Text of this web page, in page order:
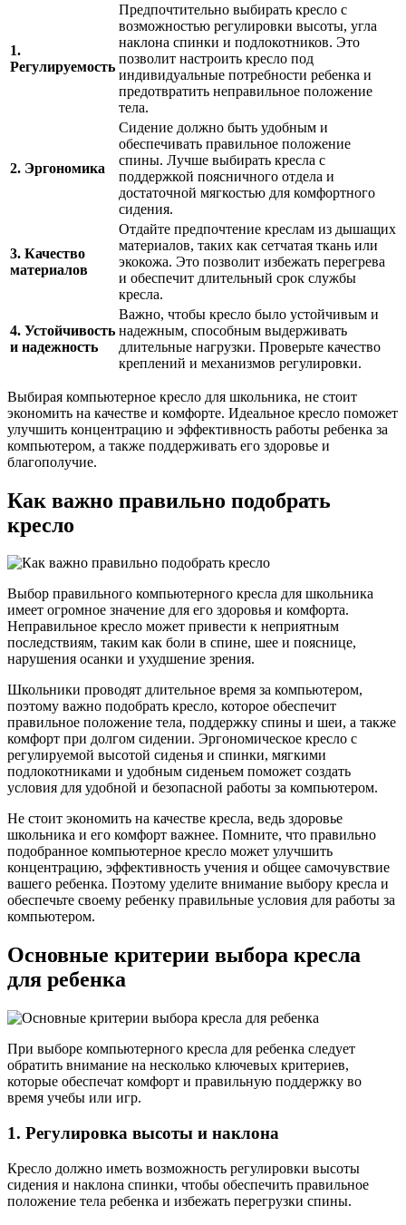
1.
Регулируемость
Предпочтительно выбирать кресло с
возможностью регулировки высоты, угла
наклона спинки и подлокотников. Это
позволит настроить кресло под
индивидуальные потребности ребенка и
предотвратить неправильное положение
тела.
2. Эргономика
Сидение должно быть удобным и
обеспечивать правильное положение
спины. Лучше выбирать кресла с
поддержкой поясничного отдела и
достаточной мягкостью для комфортного
сидения.
3. Качество
материалов
Отдайте предпочтение креслам из дышащих
материалов, таких как сетчатая ткань или
экокожа. Это позволит избежать перегрева
и обеспечит длительный срок службы
кресла.
4. Устойчивость
и надежность
Важно, чтобы кресло было устойчивым и
надежным, способным выдерживать
длительные нагрузки. Проверьте качество
креплений и механизмов регулировки.
Выбирая компьютерное кресло для школьника, не стоит
экономить на качестве и комфорте. Идеальное кресло поможет
улучшить концентрацию и эффективность работы ребенка за
компьютером, а также поддерживать его здоровье и
благополучие.
Как важно правильно подобрать
кресло
Выбор правильного компьютерного кресла для школьника
имеет огромное значение для его здоровья и комфорта.
Неправильное кресло может привести к неприятным
последствиям, таким как боли в спине, шее и пояснице,
нарушения осанки и ухудшение зрения.
Школьники проводят длительное время за компьютером,
поэтому важно подобрать кресло, которое обеспечит
правильное положение тела, поддержку спины и шеи, а также
комфорт при долгом сидении. Эргономическое кресло с
регулируемой высотой сиденья и спинки, мягкими
подлокотниками и удобным сиденьем поможет создать
условия для удобной и безопасной работы за компьютером.
Не стоит экономить на качестве кресла, ведь здоровье
школьника и его комфорт важнее. Помните, что правильно
подобранное компьютерное кресло может улучшить
концентрацию, эффективность учения и общее самочувствие
вашего ребенка. Поэтому уделите внимание выбору кресла и
обеспечьте своему ребенку правильные условия для работы за
компьютером.
Основные критерии выбора кресла
для ребенка
При выборе компьютерного кресла для ребенка следует
обратить внимание на несколько ключевых критериев,
которые обеспечат комфорт и правильную поддержку во
время учебы или игр.
1. Регулировка высоты и наклона
Кресло должно иметь возможность регулировки высоты
сидения и наклона спинки, чтобы обеспечить правильное
положение тела ребенка и избежать перегрузки спины.